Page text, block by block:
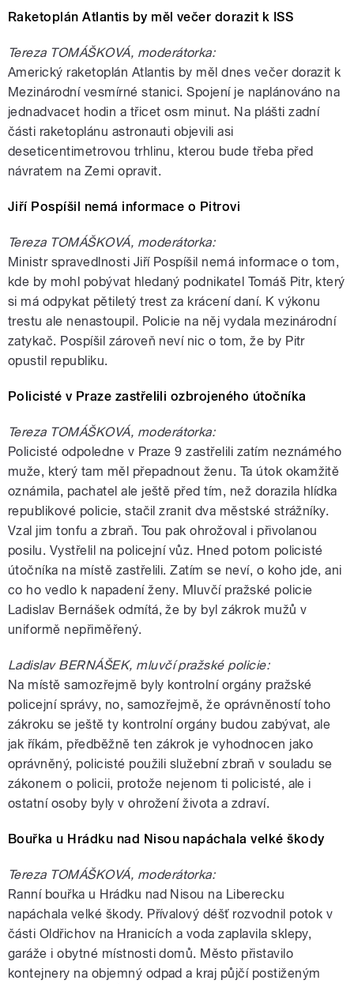
Raketoplán Atlantis by měl večer dorazit k ISS
Tereza TOMÁŠKOVÁ, moderátorka:
Americký raketoplán Atlantis by měl dnes večer dorazit k
Mezinárodní vesmírné stanici. Spojení je naplánováno na
jednadvacet hodin a třicet osm minut. Na plášti zadní
části raketoplánu astronauti objevili asi
deseticentimetrovou trhlinu, kterou bude třeba před
návratem na Zemi opravit.
Jiří Pospíšil nemá informace o Pitrovi
Tereza TOMÁŠKOVÁ, moderátorka:
Ministr spravedlnosti Jiří Pospíšil nemá informace o tom,
kde by mohl pobývat hledaný podnikatel Tomáš Pitr, který
si má odpykat pětiletý trest za krácení daní. K výkonu
trestu ale nenastoupil. Policie na něj vydala mezinárodní
zatykač. Pospíšil zároveň neví nic o tom, že by Pitr
opustil republiku.
Policisté v Praze zastřelili ozbrojeného útočníka
Tereza TOMÁŠKOVÁ, moderátorka:
Policisté odpoledne v Praze 9 zastřelili zatím neznámého
muže, který tam měl přepadnout ženu. Ta útok okamžitě
oznámila, pachatel ale ještě před tím, než dorazila hlídka
republikové policie, stačil zranit dva městské strážníky.
Vzal jim tonfu a zbraň. Tou pak ohrožoval i přivolanou
posilu. Vystřelil na policejní vůz. Hned potom policisté
útočníka na místě zastřelili. Zatím se neví, o koho jde, ani
co ho vedlo k napadení ženy. Mluvčí pražské policie
Ladislav Bernášek odmítá, že by byl zákrok mužů v
uniformě nepřiměřený.
Ladislav BERNÁŠEK, mluvčí pražské policie:
Na místě samozřejmě byly kontrolní orgány pražské
policejní správy, no, samozřejmě, že oprávněností toho
zákroku se ještě ty kontrolní orgány budou zabývat, ale
jak říkám, předběžně ten zákrok je vyhodnocen jako
oprávněný, policisté použili služební zbraň v souladu se
zákonem o policii, protože nejenom ti policisté, ale i
ostatní osoby byly v ohrožení života a zdraví.
Bouřka u Hrádku nad Nisou napáchala velké škody
Tereza TOMÁŠKOVÁ, moderátorka:
Ranní bouřka u Hrádku nad Nisou na Liberecku
napáchala velké škody. Přívalový déšť rozvodnil potok v
části Oldřichov na Hranicích a voda zaplavila sklepy,
garáže i obytné místnosti domů. Město přistavilo
kontejnery na objemný odpad a kraj půjčí postiženým